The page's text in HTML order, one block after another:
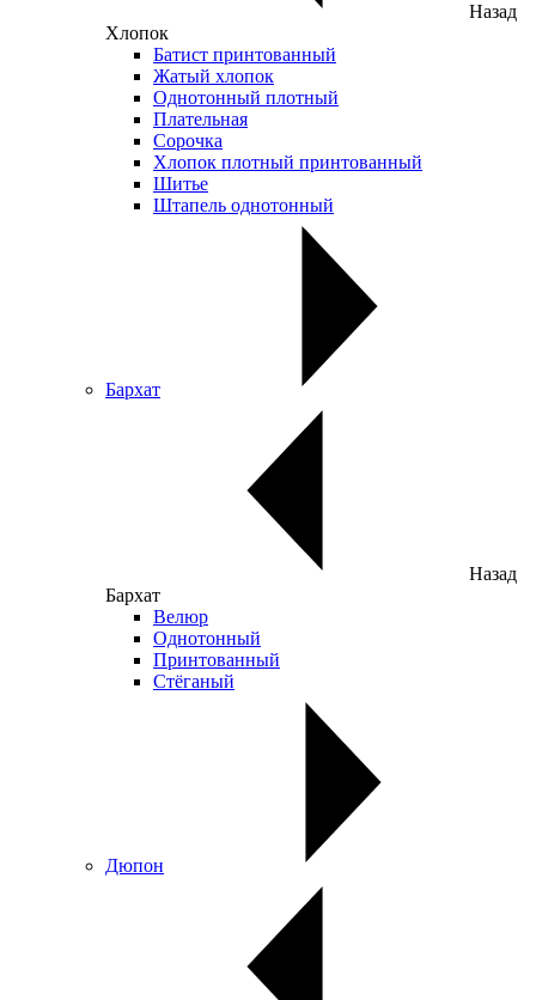
Назад
Хлопок
Батист принтованный
Жатый хлопок
Однотонный плотный
Плательная
Сорочка
Хлопок плотный принтованный
Шитье
Штапель однотонный
Бархат
Назад
Бархат
Велюр
Однотонный
Принтованный
Стёганый
Дюпон